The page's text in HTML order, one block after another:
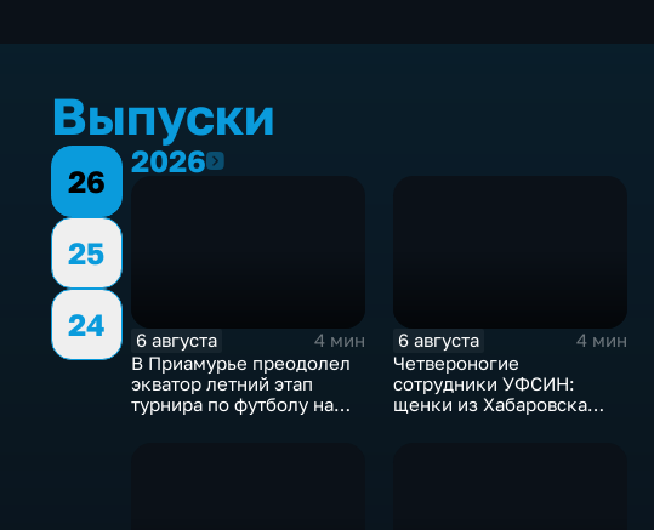
Выпуски
26
25
24
20262026
6 августа
4 мин
В Приамурье преодолел
экватор летний этап
турнира по футболу на
6 августа
4 мин
Четвероногие
сотрудники УФСИН:
щенки из Хабаровска